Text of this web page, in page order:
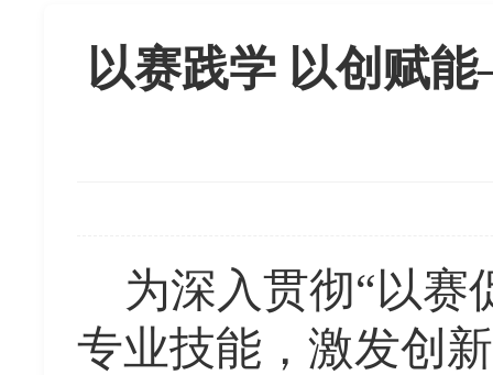
以赛践学 以创赋
为深入贯彻“以赛
专业技能，激发创